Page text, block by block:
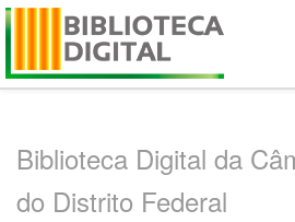
Skip
Biblioteca Digital da
do Distrito Federal